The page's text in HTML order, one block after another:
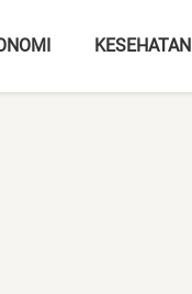
KESEHATAN